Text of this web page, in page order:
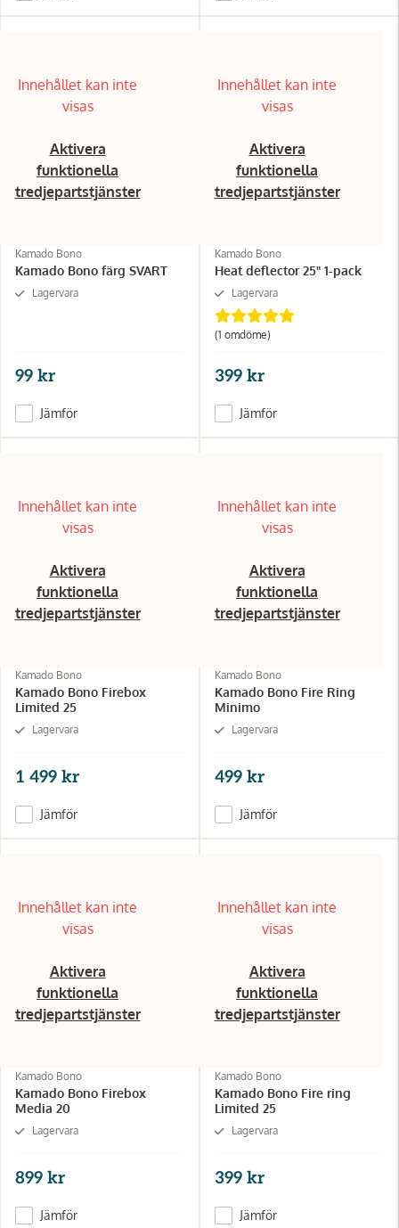
Innehållet kan inte
visas
Aktivera
funktionella
tredjepartstjänster
Kamado Bono
Kamado Bono färg SVART
Lagervara
99 kr
Jämför
Innehållet kan inte
visas
Aktivera
funktionella
tredjepartstjänster
Kamado Bono
Heat deflector 25" 1-pack
Lagervara
(1 omdöme)
399 kr
Jämför
Innehållet kan inte
visas
Aktivera
funktionella
tredjepartstjänster
Kamado Bono
Kamado Bono Firebox
Limited 25
Lagervara
1 499 kr
Jämför
Innehållet kan inte
visas
Aktivera
funktionella
tredjepartstjänster
Kamado Bono
Kamado Bono Fire Ring
Minimo
Lagervara
499 kr
Jämför
Innehållet kan inte
visas
Aktivera
funktionella
tredjepartstjänster
Kamado Bono
Kamado Bono Firebox
Media 20
Lagervara
899 kr
Jämför
Innehållet kan inte
visas
Aktivera
funktionella
tredjepartstjänster
Kamado Bono
Kamado Bono Fire ring
Limited 25
Lagervara
399 kr
Jämför